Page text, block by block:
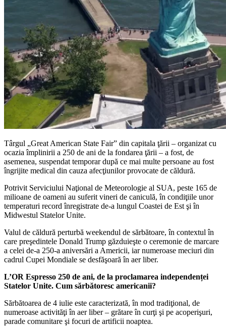
Târgul „Great American State Fair” din capitala ţării – organizat cu
ocazia împlinirii a 250 de ani de la fondarea ţării – a fost, de
asemenea, suspendat temporar după ce mai multe persoane au fost
îngrijite medical din cauza afecţiunilor provocate de căldură.
Potrivit Serviciului Naţional de Meteorologie al SUA, peste 165 de
milioane de oameni au suferit vineri de caniculă, în condiţiile unor
temperaturi record înregistrate de-a lungul Coastei de Est şi în
Midwestul Statelor Unite.
Valul de căldură perturbă weekendul de sărbătoare, în contextul în
care preşedintele Donald Trump găzduieşte o ceremonie de marcare
a celei de-a 250-a aniversări a Americii, iar numeroase meciuri din
cadrul Cupei Mondiale se desfăşoară în aer liber.
L’OR Espresso 250 de ani, de la proclamarea independenței
Statelor Unite. Cum sărbătoresc americanii?
Sărbătoarea de 4 iulie este caracterizată, în mod tradiţional, de
numeroase activităţi în aer liber – grătare în curţi şi pe acoperişuri,
parade comunitare şi focuri de artificii noaptea.